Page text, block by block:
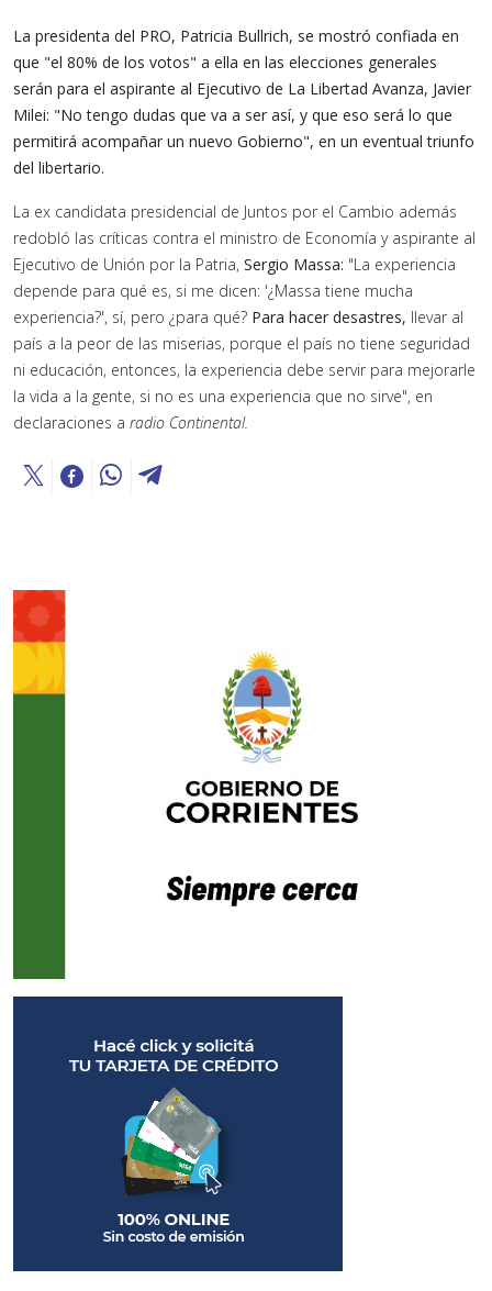
La presidenta del PRO, Patricia Bullrich, se mostró confiada en
que "el 80% de los votos" a ella en las elecciones generales
serán para el aspirante al Ejecutivo de La Libertad Avanza, Javier
Milei: "No tengo dudas que va a ser así, y que eso será lo que
permitirá acompañar un nuevo Gobierno", en un eventual triunfo
del libertario.
La ex candidata presidencial de Juntos por el Cambio además
redobló las críticas contra el ministro de Economía y aspirante al
Ejecutivo de Unión por la Patria, Sergio Massa: "La experiencia
depende para qué es, si me dicen: '¿Massa tiene mucha
experiencia?', sí, pero ¿para qué? Para hacer desastres, llevar al
país a la peor de las miserias, porque el país no tiene seguridad
ni educación, entonces, la experiencia debe servir para mejorarle
la vida a la gente, si no es una experiencia que no sirve", en
declaraciones a radio Continental.